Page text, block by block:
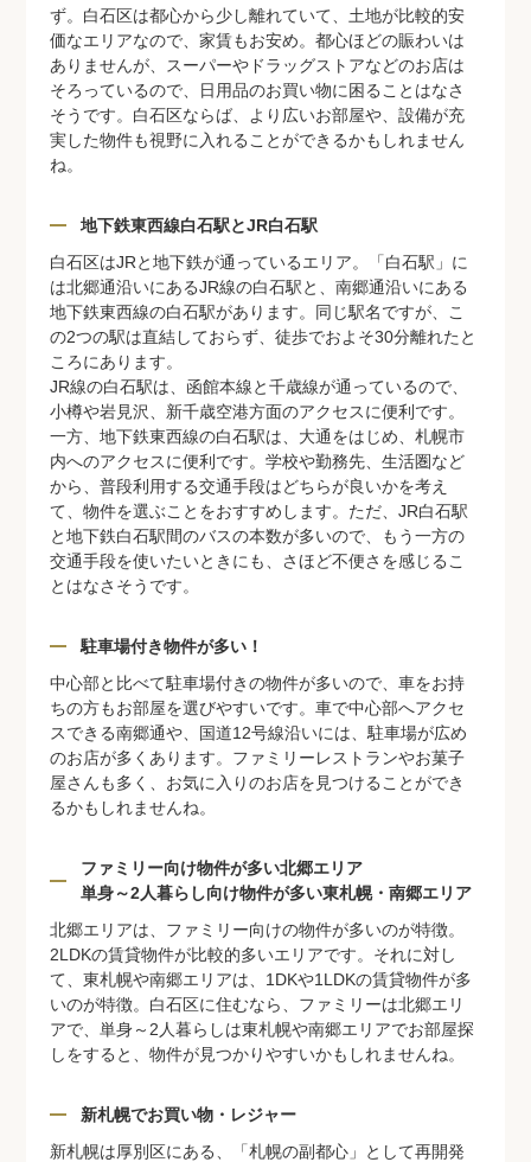
ず。白石区は都心から少し離れていて、土地が比較的安
価なエリアなので、家賃もお安め。都心ほどの賑わいは
ありませんが、スーパーやドラッグストアなどのお店は
そろっているので、日用品のお買い物に困ることはなさ
そうです。白石区ならば、より広いお部屋や、設備が充
実した物件も視野に入れることができるかもしれません
ね。
地下鉄東西線白石駅とJR白石駅
白石区はJRと地下鉄が通っているエリア。「白石駅」に
は北郷通沿いにあるJR線の白石駅と、南郷通沿いにある
地下鉄東西線の白石駅があります。同じ駅名ですが、こ
の2つの駅は直結しておらず、徒歩でおよそ30分離れたと
ころにあります。
JR線の白石駅は、函館本線と千歳線が通っているので、
小樽や岩見沢、新千歳空港方面のアクセスに便利です。
一方、地下鉄東西線の白石駅は、大通をはじめ、札幌市
内へのアクセスに便利です。学校や勤務先、生活圏など
から、普段利用する交通手段はどちらが良いかを考え
て、物件を選ぶことをおすすめします。ただ、JR白石駅
と地下鉄白石駅間のバスの本数が多いので、もう一方の
交通手段を使いたいときにも、さほど不便さを感じるこ
とはなさそうです。
駐車場付き物件が多い！
中心部と比べて駐車場付きの物件が多いので、車をお持
ちの方もお部屋を選びやすいです。車で中心部へアクセ
スできる南郷通や、国道12号線沿いには、駐車場が広め
のお店が多くあります。ファミリーレストランやお菓子
屋さんも多く、お気に入りのお店を見つけることができ
るかもしれませんね。
ファミリー向け物件が多い北郷エリア
単身～2人暮らし向け物件が多い東札幌・南郷エリア
北郷エリアは、ファミリー向けの物件が多いのが特徴。
2LDKの賃貸物件が比較的多いエリアです。それに対し
て、東札幌や南郷エリアは、1DKや1LDKの賃貸物件が多
いのが特徴。白石区に住むなら、ファミリーは北郷エリ
アで、単身～2人暮らしは東札幌や南郷エリアでお部屋探
しをすると、物件が見つかりやすいかもしれませんね。
新札幌でお買い物・レジャー
新札幌は厚別区にある、「札幌の副都心」として再開発